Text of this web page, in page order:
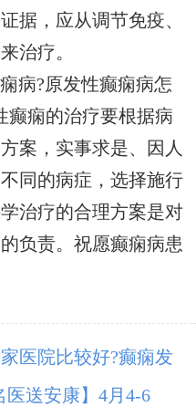
据，应从调节免疫、
治疗。
病?原发性癫痫病怎
癫痫的治疗要根据病
案，实事求是、因人
同的病症，选择施行
治疗的合理方案是对
负责。祝愿癫痫病患
医院比较好?癫痫发
医送安康】4月4-6